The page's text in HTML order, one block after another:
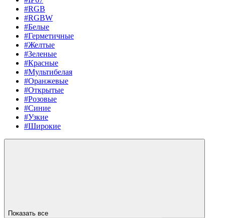
#RGB
#RGBW
#Белые
#Герметичные
#Желтые
#Зеленые
#Красные
#Мультибелая
#Оранжевые
#Открытые
#Розовые
#Синие
#Узкие
#Широкие
Показать все